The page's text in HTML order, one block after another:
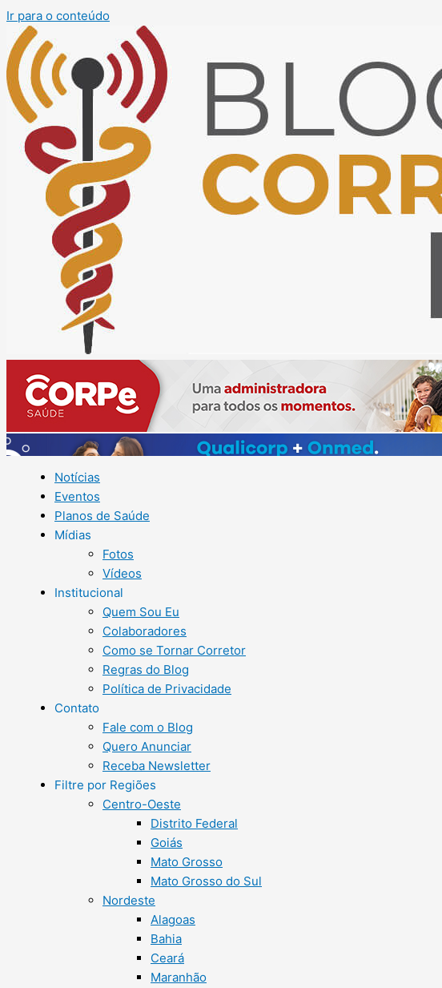
Ir para o conteúdo
Notícias
Eventos
Planos de Saúde
Mídias
Fotos
Vídeos
Institucional
Quem Sou Eu
Colaboradores
Como se Tornar Corretor
Regras do Blog
Política de Privacidade
Contato
Fale com o Blog
Quero Anunciar
Receba Newsletter
Filtre por Regiões
Centro-Oeste
Distrito Federal
Goiás
Mato Grosso
Mato Grosso do Sul
Nordeste
Alagoas
Bahia
Ceará
Maranhão